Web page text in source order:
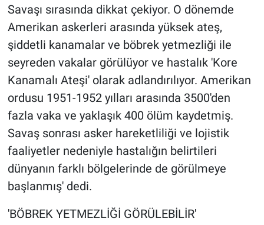
Savaşı sırasında dikkat çekiyor. O dönemde
Amerikan askerleri arasında yüksek ateş,
şiddetli kanamalar ve böbrek yetmezliği ile
seyreden vakalar görülüyor ve hastalık 'Kore
Kanamalı Ateşi' olarak adlandırılıyor. Amerikan
ordusu 1951-1952 yılları arasında 3500'den
fazla vaka ve yaklaşık 400 ölüm kaydetmiş.
Savaş sonrası asker hareketliliği ve lojistik
faaliyetler nedeniyle hastalığın belirtileri
dünyanın farklı bölgelerinde de görülmeye
başlanmış' dedi.
'BÖBREK YETMEZLİĞİ GÖRÜLEBİLİR'